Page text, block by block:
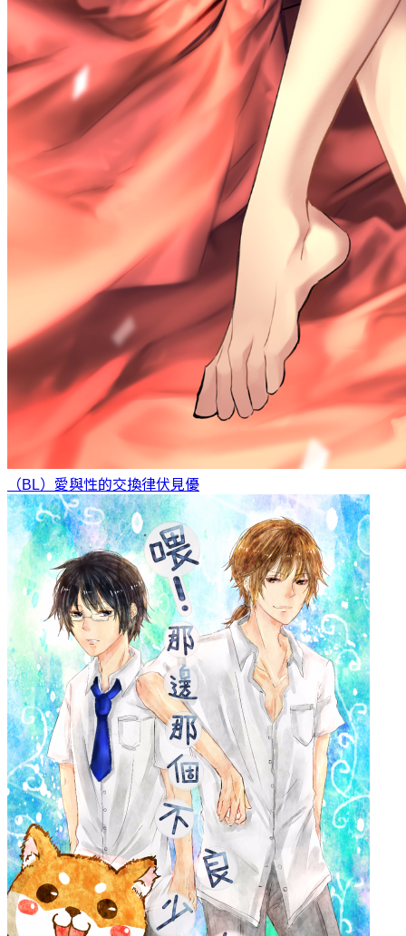
（BL）愛與性的交換律伏見優